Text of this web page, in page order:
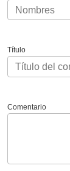
Título
Comentario